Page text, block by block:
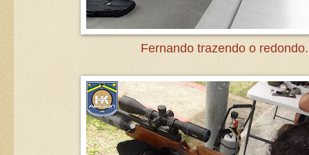
Fernando trazendo o redondo.